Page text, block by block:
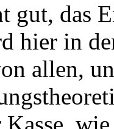
gut, das
hier in
allen,